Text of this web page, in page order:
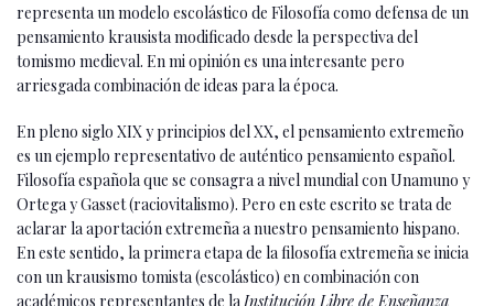
representa un modelo escolástico de Filosofía como defensa de un
pensamiento krausista modificado desde la perspectiva del
tomismo medieval. En mi opinión es una interesante pero
arriesgada combinación de ideas para la época.
En pleno siglo XIX y principios del XX, el pensamiento extremeño
es un ejemplo representativo de auténtico pensamiento español.
Filosofía española que se consagra a nivel mundial con Unamuno y
Ortega y Gasset (raciovitalismo). Pero en este escrito se trata de
aclarar la aportación extremeña a nuestro pensamiento hispano.
En este sentido, la primera etapa de la filosofía extremeña se inicia
con un krausismo tomista (escolástico) en combinación con
académicos representantes de laInstitución Libre de Enseñanza